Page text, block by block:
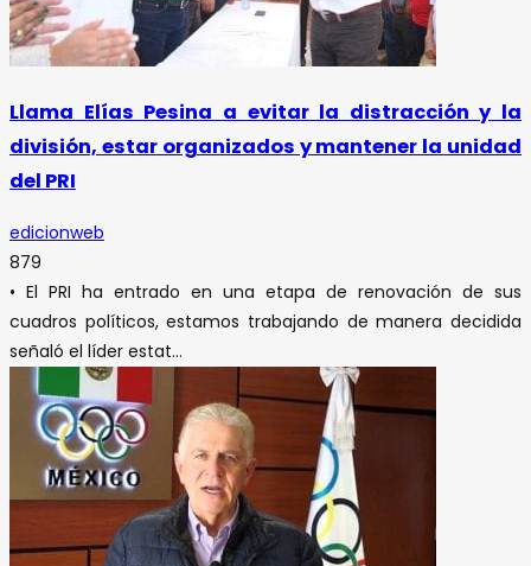
Llama Elías Pesina a evitar la distracción y la
división, estar organizados y mantener la unidad
del PRI
edicionweb
879
• El PRI ha entrado en una etapa de renovación de sus
cuadros políticos, estamos trabajando de manera decidida
señaló el líder estat...